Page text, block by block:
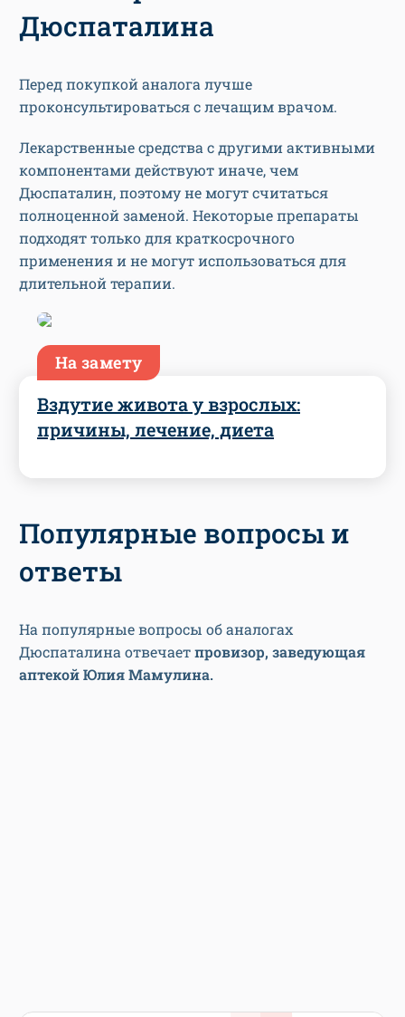
Дюспаталина
Перед покупкой аналога лучше
проконсультироваться с лечащим врачом.
Лекарственные средства с другими активными
компонентами действуют иначе, чем
Дюспаталин, поэтому не могут считаться
полноценной заменой. Некоторые препараты
подходят только для краткосрочного
применения и не могут использоваться для
длительной терапии.
На замету
Вздутие живота у взрослых:
причины, лечение, диета
Популярные вопросы и
ответы
На популярные вопросы об аналогах
Дюспаталина отвечаетпровизор, заведующая
аптекой Юлия Мамулина.